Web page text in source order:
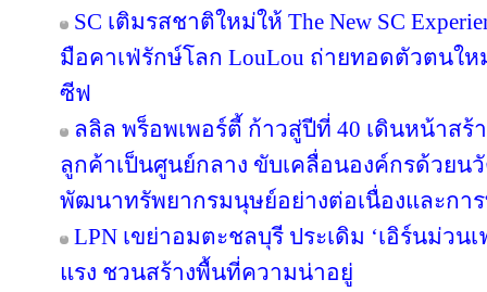
SC เติมรสชาติใหม่ให้ The New SC
มือคาเฟ่รักษ์โลก LouLou ถ่ายทอดตัวตนใ
ซีฟ
ลลิล พร็อพเพอร์ตี้ ก้าวสู่ปีที่ 40 เดินหน้าสร้
ลูกค้าเป็นศูนย์กลาง ขับเคลื่อนองค์กรด้วยน
พัฒนาทรัพยากรมนุษย์อย่างต่อเนื่องและกา
LPN เขย่าอมตะชลบุรี ประเดิม ‘เอิร์นม่วนเ
แรง ชวนสร้างพื้นที่ความน่าอยู่